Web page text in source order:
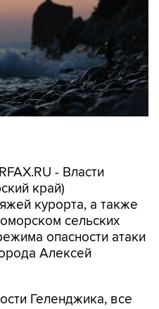
- Власти
край)
курорта, а также
сельских
опасности атаки
Алексей
Геленджика, все